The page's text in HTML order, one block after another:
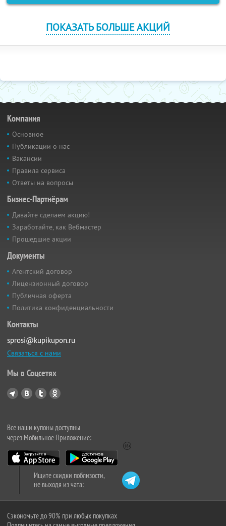
ПОКАЗАТЬ БОЛЬШЕ АКЦИЙ
Компания
Основное
Публикации о нас
Вакансии
Правила сервиса
Ответы на вопросы
Бизнес-Партнёрам
Давайте сделаем акцию!
Заработайте, как Вебмастер
Прошедшие акции
Документы
Агентский договор
Лицензионный договор
Публичная оферта
Политика конфиденциальности
Контакты
sprosi@kupikupon.ru
Связаться с нами
Мы в Соцсетях
Все наши купоны доступны
через Мобильное Приложение:
Ищите скидки поблизости,
не выходя из чата:
Сэкономьте до 90% при любых покупках